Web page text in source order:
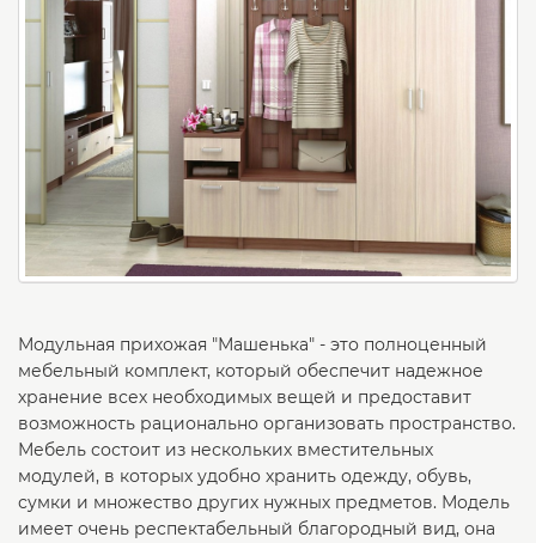
Модульная прихожая "Машенька" - это полноценный
мебельный комплект, который обеспечит надежное
хранение всех необходимых вещей и предоставит
возможность рационально организовать пространство.
Мебель состоит из нескольких вместительных
модулей, в которых удобно хранить одежду, обувь,
сумки и множество других нужных предметов. Модель
имеет очень респектабельный благородный вид, она